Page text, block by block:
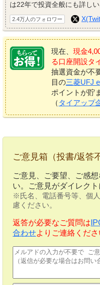
は22年で投資全般にも詳しい
2.4万人のフォロワー
現在、 現金
る口座開設タ
抽選資金が不
目の三菱UFJ
ポイントが貯
（ タイアップ
ご意見箱（投書/返答
ご意見、ご要望、ご感
い。ご意見がダイレクト
※氏名、電話番号等、個
慮ください。
返答が必要なご質問は
合わせよりご連絡くださ